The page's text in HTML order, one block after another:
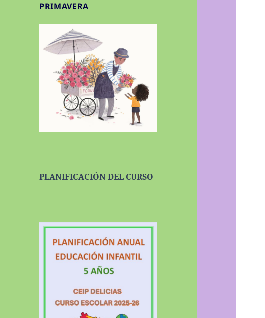
PRIMAVERA
PLANIFICACIÓN DEL CURSO